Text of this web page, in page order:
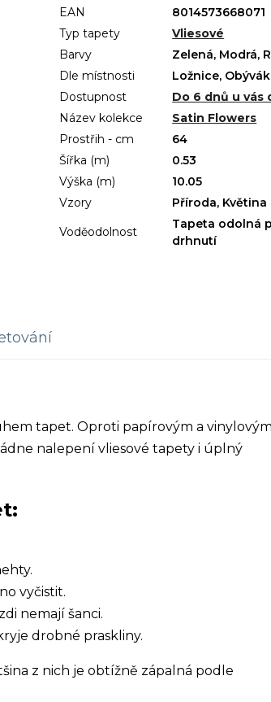
EAN
8014573668071
Typ tapety
Vliesové
Barvy
Zelená, Modrá,
Dle místnosti
Ložnice, Obývák
Dostupnost
Do 6 dnů u vás
Název kolekce
Satin Flowers
Prostřih - cm
64
Šířka (m)
0.53
Výška (m)
10.05
Vzory
Příroda, Květina
Voděodolnost
Tapeta odolná
drhnutí
tapet. Oproti papírovým a vinylovým
nalepení vliesové tapety i úplný
vyčistit.
nemají šanci.
drobné praskliny.
z nich je obtížně zápalná podle